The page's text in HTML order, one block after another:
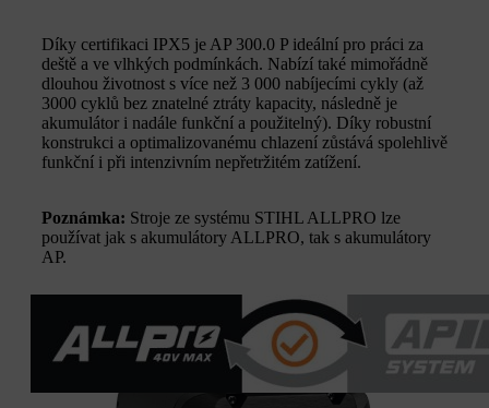
Díky certifikaci IPX5 je AP 300.0 P ideální pro práci za
deště a ve vlhkých podmínkách. Nabízí také mimořádně
dlouhou životnost s více než 3 000 nabíjecími cykly (až
3000 cyklů bez znatelné ztráty kapacity, následně je
akumulátor i nadále funkční a použitelný). Díky robustní
konstrukci a optimalizovanému chlazení zůstává spolehlivě
funkční i při intenzivním nepřetržitém zatížení.
Poznámka: Stroje ze systému STIHL ALLPRO lze
používat jak s akumulátory ALLPRO, tak s akumulátory
AP.